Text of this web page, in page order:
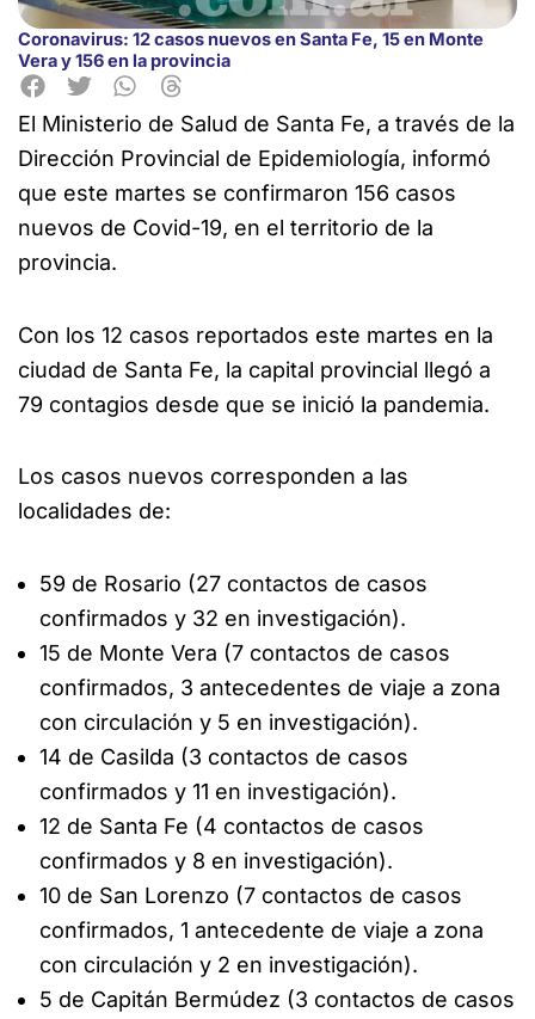
Coronavirus: 12 casos nuevos en Santa Fe, 15 en Monte
Vera y 156 en la provincia
El Ministerio de Salud de Santa Fe, a través de la
Dirección Provincial de Epidemiología, informó
que este martes se confirmaron 156 casos
nuevos de Covid-19, en el territorio de la
provincia.
Con los 12 casos reportados este martes en la
ciudad de Santa Fe, la capital provincial llegó a
79 contagios desde que se inició la pandemia.
Los casos nuevos corresponden a las
localidades de:
59 de Rosario (27 contactos de casos
confirmados y 32 en investigación).
15 de Monte Vera (7 contactos de casos
confirmados, 3 antecedentes de viaje a zona
con circulación y 5 en investigación).
14 de Casilda (3 contactos de casos
confirmados y 11 en investigación).
12 de Santa Fe (4 contactos de casos
confirmados y 8 en investigación).
10 de San Lorenzo (7 contactos de casos
confirmados, 1 antecedente de viaje a zona
con circulación y 2 en investigación).
5 de Capitán Bermúdez (3 contactos de casos